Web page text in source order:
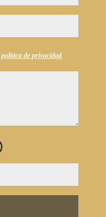
política de privacidad